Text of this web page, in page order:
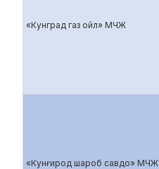
«Кунград газ ойл» МЧЖ
«Кунғирод шароб савдо» МЧЖ